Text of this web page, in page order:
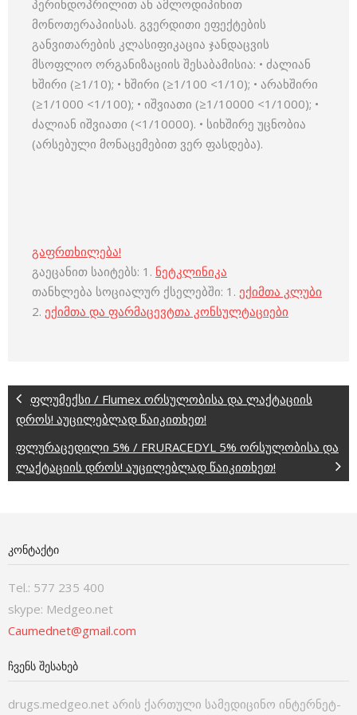
პერინდოპრილით ან ამლოდიპინით
მონოთერაპიისას. გვერდითი ეფექტების
განვითარების კლასიფიკაცია ჯანდაცვის
მსოფლიო ორგანიზაციის შესაბამისია: • ძალიან
ხშირი (≥1/10); • ხშირი (≥1/100 <1/10); • არახშირი
(≥1/1000 <1/100); • იშვიათი (≥1/10000 <1/1000); •
ძალიან იშვიათი (<1/10000). • სიხშირე უცნობია
(არსებული მონაცემებით ვერ ფასდება).
გაფრთხილება!
გაეცანით საიტებს: 1. ნეტკლინიკა
თანხლება სოციალურ ქსელებში: 1. ექიმთა კლუბი
2. ექიმთა და ფარმაცევტთა კონსულტაციები
ფლუმექსი / Flumex ორსულობისა და ლაქტაციის
დროს! აუცილებლად წაიკითხეთ!
ფლურაცედილი 5% / FRURACEDYL 5% ორსულობისა და
ლაქტაციის დროს! აუცილებლად წაიკითხეთ!
ᲙᲝᲜᲢᲐᲥᲢᲘ
Tel.: 577 235 400
skype: Medgeo.net
Caumednet@gmail.com
ᲩᲕᲔᲜᲡ ᲨᲔᲡᲐᲮᲔᲑ
drugs.medgeo.net არის ქართული სამედიცინო ინტერნეტ-